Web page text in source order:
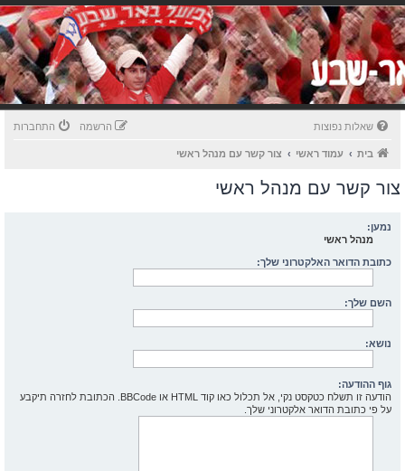
שאלות נפוצות התחברות הרשמה
בית עמוד ראשי צור קשר עם מנהל ראשי
צור קשר עם מנהל ראשי
נמען:
מנהל ראשי
כתובת הדואר האלקטרוני שלך:
השם שלך:
נושא:
גוף ההודעה:
הודעה זו תשלח כטקסט נקי, אל תכלול כאו קוד HTML או BBCode. הכתובת לחזרה תיקבע
על פי כתובת הדואר אלקטרוני שלך.